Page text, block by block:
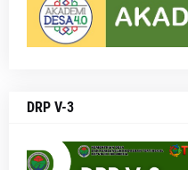
DRP V-3